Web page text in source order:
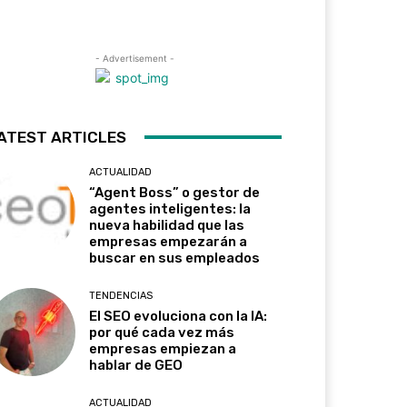
- Advertisement -
ARTICLES
ACTUALIDAD
“Agent Boss” o gestor de
agentes inteligentes: la
nueva habilidad que las
empresas empezarán a
buscar en sus empleados
TENDENCIAS
El SEO evoluciona con la IA:
por qué cada vez más
empresas empiezan a
hablar de GEO
ACTUALIDAD